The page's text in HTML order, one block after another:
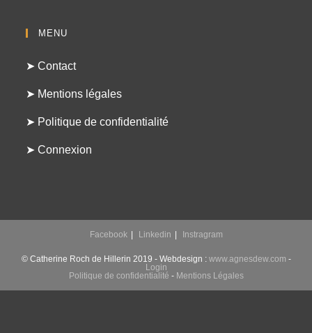
MENU
➤ Contact
➤ Mentions légales
➤ Politique de confidentialité
➤ Connexion
Facebook Linkedin Instragram
© Catherine Roch de Hillerin 2019 - Webdesign : www.agnesdew.com -
Login
Politique de confidentialité - Mentions Légales